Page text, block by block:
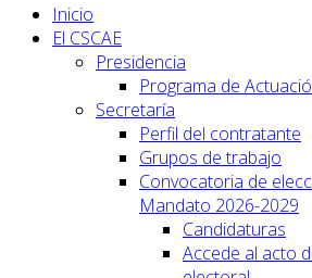
Inicio
El CSCAE
Presidencia
Programa de
Secretaría
Perfil del contratante
Grupos de trabajo
Convocatoria de
Mandato 2026-2029
Candidaturas
Accede al acto